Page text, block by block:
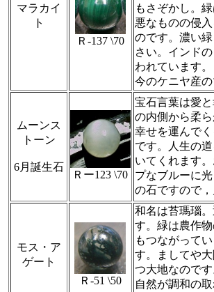
マラカイ
ト
Ｒ‐137 \70
もさぞかし。
悪なものの侵
のです。濃い
さい。インド
われています
今のケニヤ産
ムーンス
トーン
6月誕生石
Ｒー123 \70
宝石言葉は愛
の内側から柔
幸せを運んで
です。人生の
いてくれます
プなブルーに
の石ですので
モス・ア
ゲート
Ｒ‐51 \50
和名は苔瑪瑙
す。緑は農作
もつながって
す。ましてや
つ大地なので
自然が調和の